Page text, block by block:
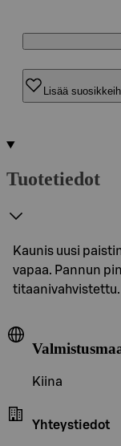
Lisää
Tuotetiedot
Kaunis uusi
vapaa. Pannun
titaanivahvistettu.
Kiina
Yhteystiedot